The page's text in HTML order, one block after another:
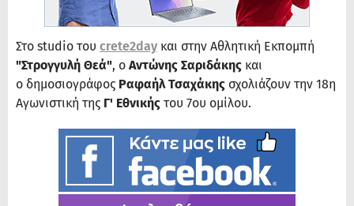
Στο studio του crete2day και στην Αθλητική Εκπομπή
"Στρογγυλή Θεά", ο Αντώνης Σαριδάκης και
ο δημοσιογράφος Ραφαήλ Τσαχάκης σχολιάζουν την 18η
Αγωνιστική της Γ' Εθνικής του 7ου ομίλου.